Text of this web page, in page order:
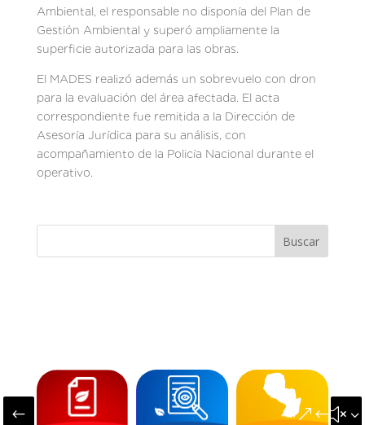
Ambiental, el responsable no disponía del Plan de
Gestión Ambiental y superó ampliamente la
superficie autorizada para las obras.
El MADES realizó además un sobrevuelo con dron
para la evaluación del área afectada. El acta
correspondiente fue remitida a la Dirección de
Asesoría Jurídica para su análisis, con
acompañamiento de la Policía Nacional durante el
operativo.
Buscar
#